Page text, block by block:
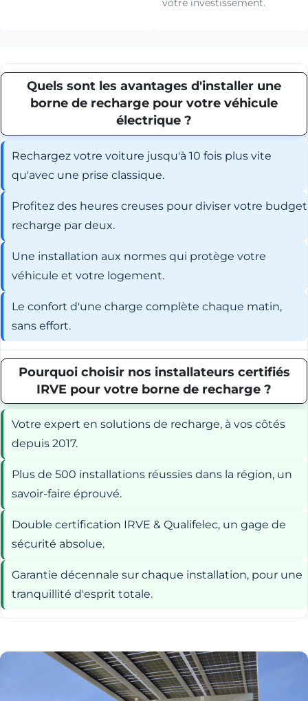
votre investissement.
Quels sont les avantages d'installer une
borne de recharge pour votre véhicule
électrique ?
Rechargez votre voiture jusqu'à 10 fois plus vite
qu'avec une prise classique.
Profitez des heures creuses pour diviser votre budget
recharge par deux.
Une installation aux normes qui protège votre
véhicule et votre logement.
Le confort d'une charge complète chaque matin,
sans effort.
Pourquoi choisir nos installateurs certifiés
IRVE pour votre borne de recharge ?
Votre expert en solutions de recharge, à vos côtés
depuis 2017.
Plus de 500 installations réussies dans la région, un
savoir-faire éprouvé.
Double certification IRVE & Qualifelec, un gage de
sécurité absolue.
Garantie décennale sur chaque installation, pour une
tranquillité d'esprit totale.